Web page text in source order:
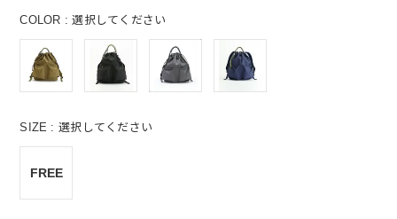
COLOR 選択してください
SIZE 選択してください
FREE